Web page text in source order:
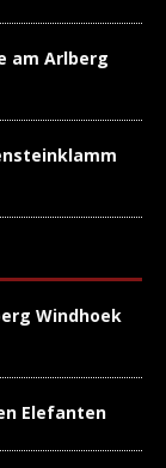
am Arlberg
Windhoek
Elefanten